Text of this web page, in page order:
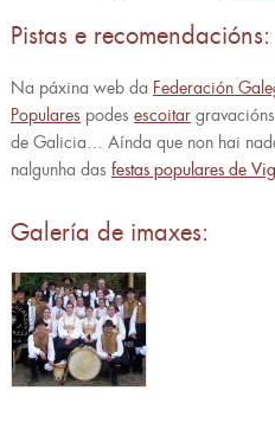
Pistas e recomendacións:
Na páxina web da Federación
Populares podes escoitar
de Galicia… Aínda que non hai
nalgunha das festas populares de
Galería de imaxes: